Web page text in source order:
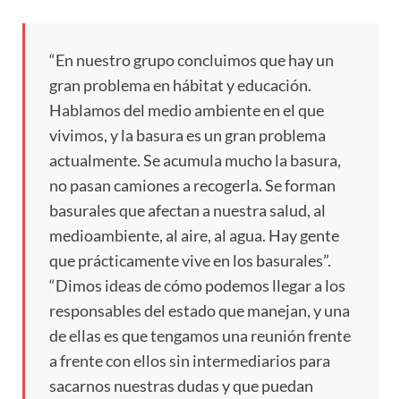
“En nuestro grupo concluimos que hay un
gran problema en hábitat y educación.
Hablamos del medio ambiente en el que
vivimos, y la basura es un gran problema
actualmente. Se acumula mucho la basura,
no pasan camiones a recogerla. Se forman
basurales que afectan a nuestra salud, al
medioambiente, al aire, al agua. Hay gente
que prácticamente vive en los basurales”.
“Dimos ideas de cómo podemos llegar a los
responsables del estado que manejan, y una
de ellas es que tengamos una reunión frente
a frente con ellos sin intermediarios para
sacarnos nuestras dudas y que puedan